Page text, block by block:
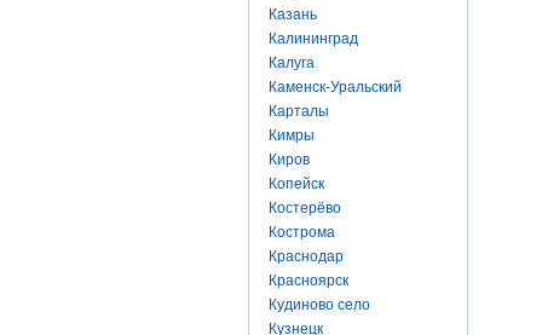
Казань
Калининград
Калуга
Каменск-Уральский
Карталы
Кимры
Киров
Копейск
Костерёво
Кострома
Краснодар
Красноярск
Кудиново село
Кузнецк